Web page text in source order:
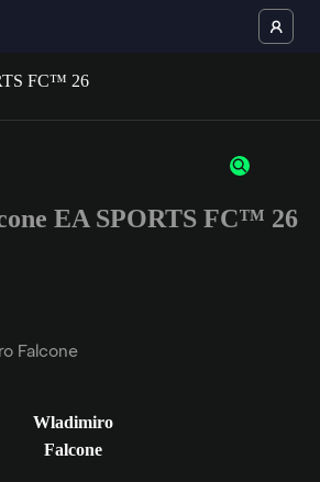
3 caracteres ou números
EA SPORTS FC™ 26
Falcone
Wladimiro
Falcone